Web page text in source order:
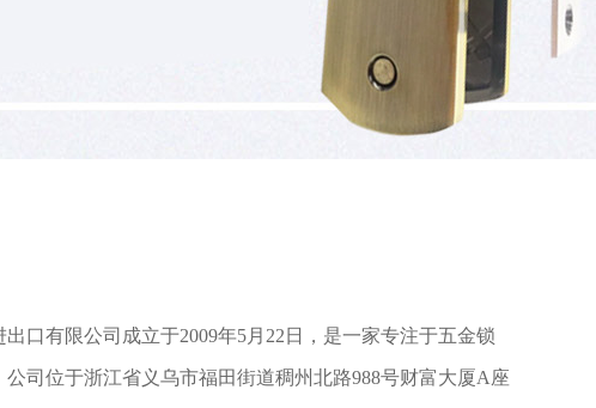
口有限公司成立于2009年5月22日，是一家专注于五金锁
司位于浙江省义乌市福田街道稠州北路988号财富大厦A座